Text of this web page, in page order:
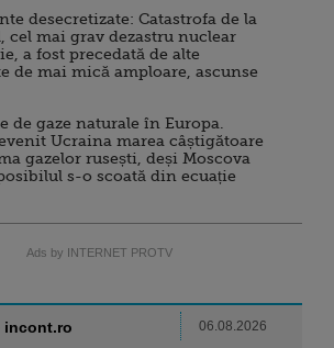
desecretizate: Catastrofa de la
cel mai grav dezastru nuclear
a fost precedată de alte
de mai mică amploare, ascunse
de gaze naturale în Europa.
Ucraina marea câștigătoare
gazelor rusești, deși Moscova
s-o scoată din ecuație
Ads by INTERNET PROTV
incont.ro 06.08.2026